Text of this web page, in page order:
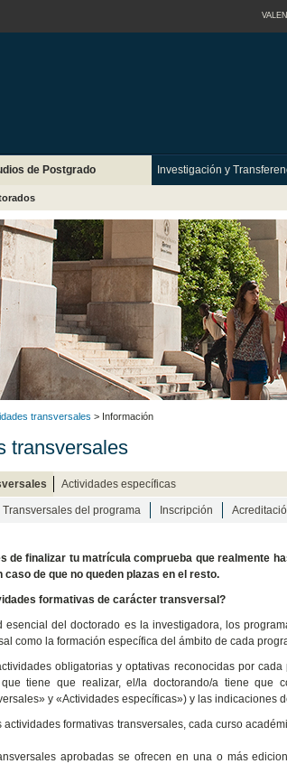
de Postgrado Investigación y
transversales > Información
transversales
Actividades específicas
Transversales del programa Inscripción
de finalizar tu matrícula comprueba que realmente
caso de que no queden plazas en el resto.
formativas de carácter transversal?
esencial del doctorado es la investigadora, los
como la formación específica del ámbito de cada
obligatorias y optativas reconocidas por
tiene que realizar, el/la doctorando/a tiene que
y «Actividades específicas») y las indicaciones
actividades formativas transversales, cada curso
aprobadas se ofrecen en una o más